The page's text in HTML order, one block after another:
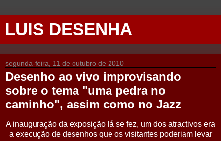
LUIS DESENHA
segunda-feira, 11 de outubro de 2010
Desenho ao vivo improvisando
sobre o tema "uma pedra no
caminho", assim como no Jazz
A inauguração da exposição lá se fez, um dos atractivos era
a execução de desenhos que os visitantes poderiam levar